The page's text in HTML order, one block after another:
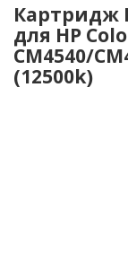
Картридж
для HP
CM4540/
(12500k)